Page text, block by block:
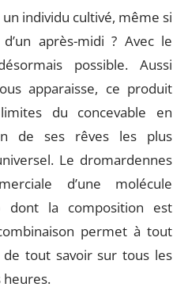
un individu cultivé, même si
après-midi ? Avec le
possible. Aussi
apparaisse, ce produit
du concevable en
de ses rêves les plus
Le dromardennes
d’une molécule
dont la composition est
permet à tout
tout savoir sur tous les
heures.